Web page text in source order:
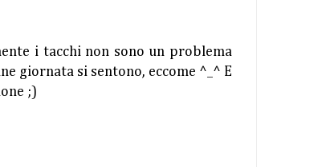
i tacchi non sono un problema
giornata si sentono, eccome ^_^ E
;)